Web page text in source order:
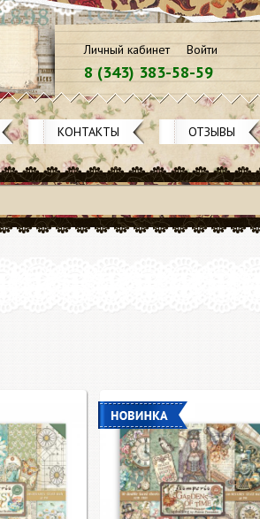
Личный кабинет Войти
8 (343) 383-58-59
КОНТАКТЫ ОТЗЫВЫ